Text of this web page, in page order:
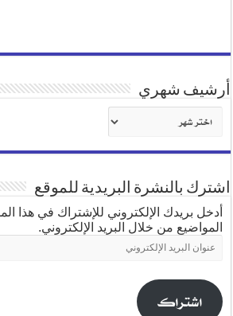
أرشيف شهري
شهري
اشترك بالنشرة البريدية للموقع
أدخل بريدك الإلكتروني للإشتراك في هذا
المواضيع من خلال البريد الإلكتروني.
عنوان
البريد
اشتراك